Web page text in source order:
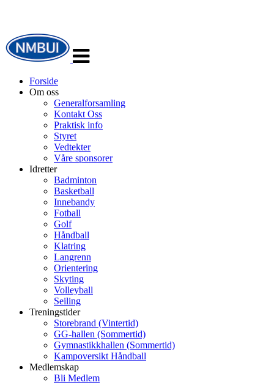
navigasjon
Forside
Om oss
Generalforsamling
Kontakt Oss
Praktisk info
Styret
Vedtekter
Våre sponsorer
Idretter
Badminton
Basketball
Innebandy
Fotball
Golf
Håndball
Klatring
Langrenn
Orientering
Skyting
Volleyball
Seiling
Treningstider
Storebrand (Vintertid)
GG-hallen (Sommertid)
Gymnastikkhallen (Sommertid)
Kampoversikt Håndball
Medlemskap
Bli Medlem